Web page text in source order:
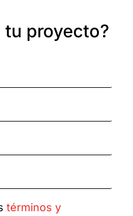
tu proyecto?
términos y